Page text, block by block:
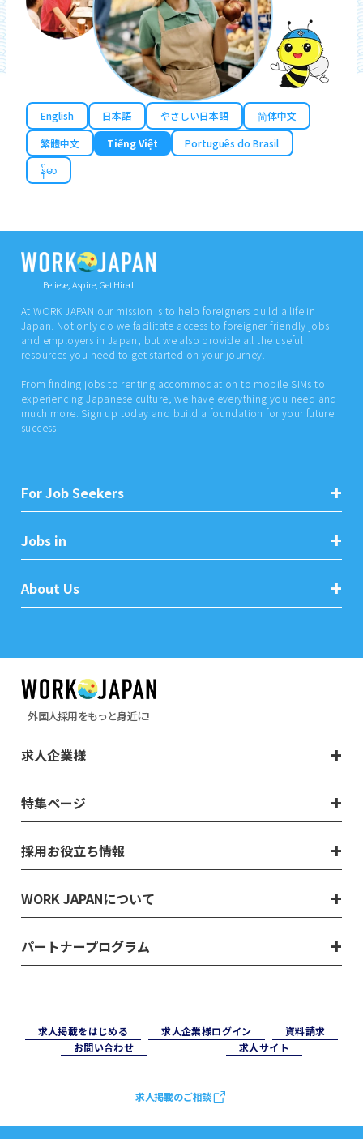
English 日本語 やさしい日本語
简体中文
繁體中文
Tiếng Việt
Português do Brasil
န်မာ
Believe, Aspire, Get Hired
At WORK JAPAN our mission is to help foreigners build a life in
Japan. Not only do we facilitate access to foreigner friendly jobs
and employers in Japan, but we also provide all the useful
resources you need to get started on your journey.
From finding jobs to renting accommodation to mobile SIMs to
experiencing Japanese culture, we have everything you need and
much more. Sign up today and build a foundation for your future
success.
For Job Seekers
Jobs in
About Us
外国人採用をもっと身近に!
求人企業様
特集ページ
採用お役立ち情報
WORK JAPANについて
パートナープログラム
求⼈掲載をはじめる 求⼈企業様ログイン
資料請求
お問い合わせ
求⼈サイト
求人掲載のご相談